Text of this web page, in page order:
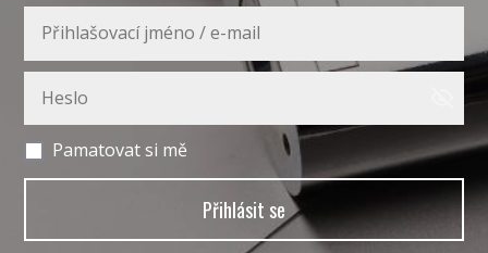
Pamatovat si mě
Přihlásit se